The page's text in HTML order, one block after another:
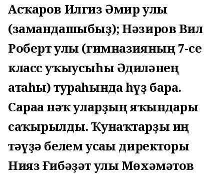
Асҡаров Илгиз Әмир улы
(замандашыбыҙ); Нәзиров Вил
Роберт улы (гимназияның 7-се
класс уҡыусыһы Әдиләнең
атаһы) тураһында һүҙ бара.
Сараға нәҡ уларҙың яҡындары
саҡырылды. Ҡунаҡтарҙы иң
тәүҙә белем усағы директоры
Нияз Ғибәҙәт улы Мөхәмәтов